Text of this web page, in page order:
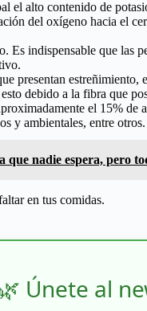
el alto contenido de
del oxígeno hacia el
Es indispensable que las
presentan
debido a la fibra que
el 15%
y ambientales, entre otros.
nadie espera, pero
en tus comidas.
Únete al